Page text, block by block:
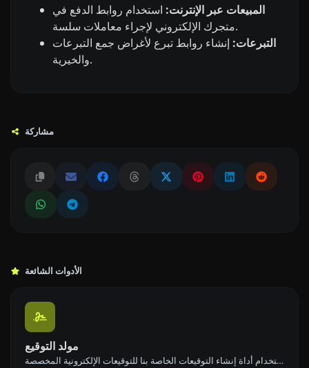
المبيعات عبر الإنترنت: استخدام روابط الدفع في
متجرك الإلكتروني لإجراء معاملات سلسة.
التبرعات: إنشاء روابط تبرع لأغراض جمع التبرعات
والخيرية.
مشاركة
الأدوات الشائعة
مولد التوقيع
أنشئ توقيعك الخاص وقم بتنزيله بسهولة باستخدام أداة إنشاء التوقيعات الخاصة بنا للتوقيعات الإلكترونية المخصصة.